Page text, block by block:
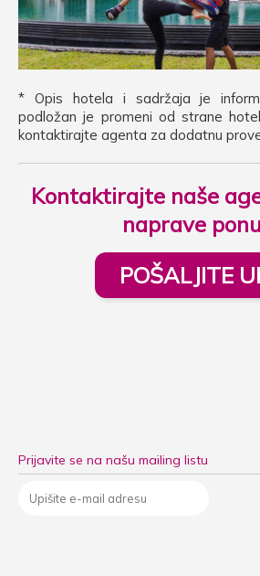
* Opis hotela i sadržaja je
podložan je promeni od strane
kontaktirajte agenta za dodatnu
Kontaktirajte naše
naprave
POŠALJITE
Prijavite se na našu mailing listu